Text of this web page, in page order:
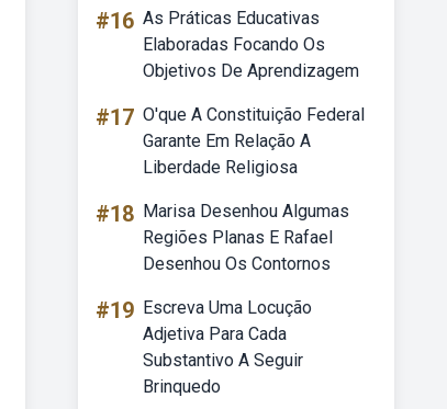
#16 As Práticas Educativas
Elaboradas Focando Os
Objetivos De Aprendizagem
#17 O'que A Constituição Federal
Garante Em Relação A
Liberdade Religiosa
#18 Marisa Desenhou Algumas
Regiões Planas E Rafael
Desenhou Os Contornos
#19 Escreva Uma Locução
Adjetiva Para Cada
Substantivo A Seguir
Brinquedo